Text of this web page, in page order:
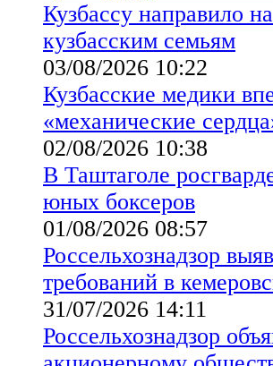
Кузбассу направило
кузбасским семьям
03/08/2026 10:22
Кузбасские медики
«механические
02/08/2026 10:38
В Таштаголе
юных боксеров
01/08/2026 08:57
Россельхознадзор
требований в
31/07/2026 14:11
Россельхознадзор